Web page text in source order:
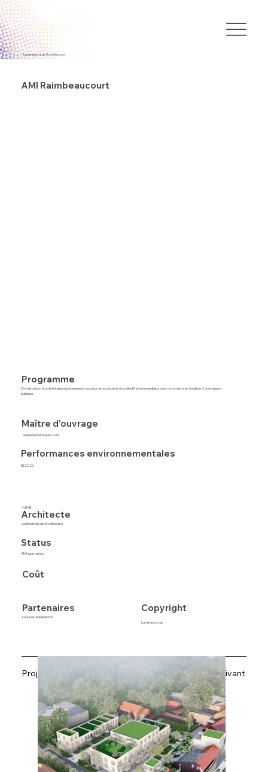
AMI Raimbeaucourt
Luminance Lab Architecture
Programme
Construction d'un treintaine des logements sociaux et accession, en collectif et intermediaire, avec commerce et creation d'une espace
publique.
Maître d'ouvrage
Mairie de Raimbeaucourt
Performances environnementales
RE2020
Status
AMI, non retenu
Architecte
Luminance Lab Architecture
Coût
4,5M€
Partenaires
Lauryad, Adequation
Copyright
Luminance Lab
Projet précédent
Retrouvez tous les projets
Projet suivant